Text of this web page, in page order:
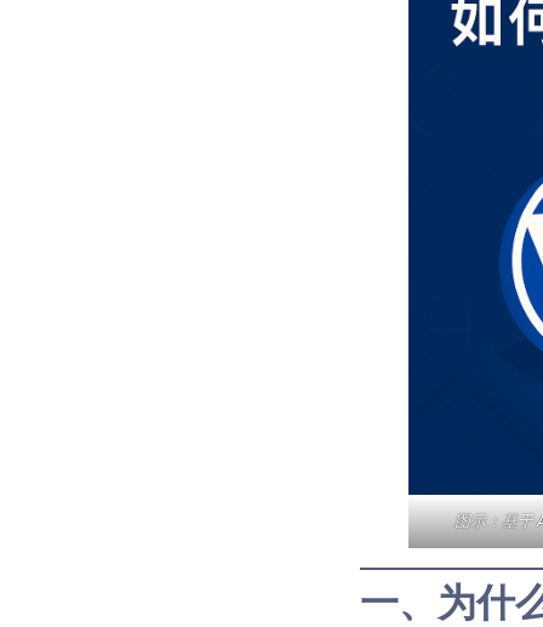
图示：基于
一、为什